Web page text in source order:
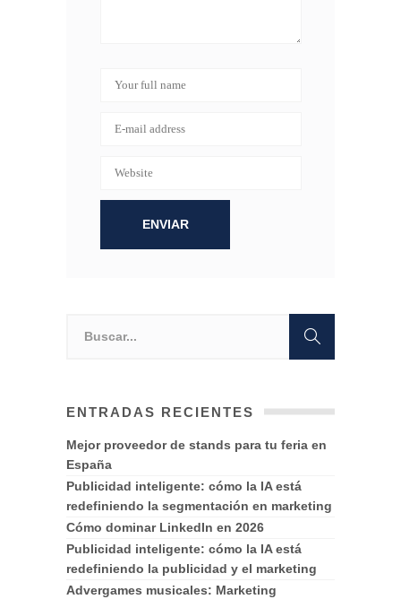
ENTRADAS RECIENTES
Mejor proveedor de stands para tu feria en
España
Publicidad inteligente: cómo la IA está
redefiniendo la segmentación en marketing
Cómo dominar LinkedIn en 2026
Publicidad inteligente: cómo la IA está
redefiniendo la publicidad y el marketing
Advergames musicales: Marketing